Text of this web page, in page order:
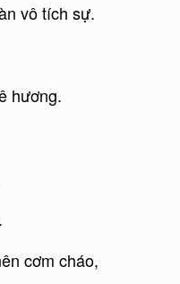
vô tích sự.
hương.
cơm cháo,